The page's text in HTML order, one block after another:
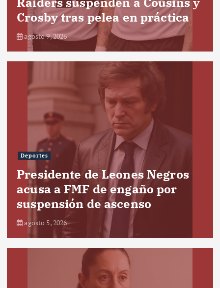
Crosby tras pelea en práctica
agosto 9, 2026
Deportes
Presidente de Leones Negros
acusa a FMF de engaño por
suspensión de ascenso
agosto 5, 2026